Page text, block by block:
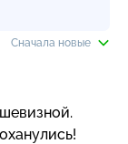
Сначала новые